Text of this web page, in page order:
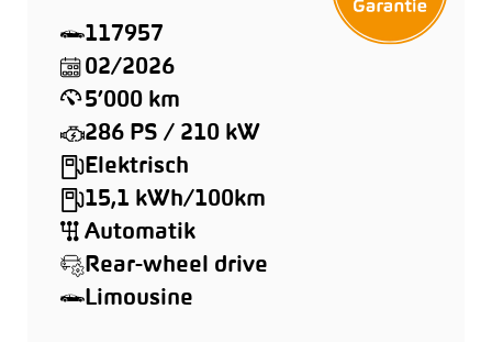
117957
02/2026
5’000 km
286 PS / 210 kW
Elektrisch
15,1 kWh/100km
Automatik
Rear-wheel drive
Limousine